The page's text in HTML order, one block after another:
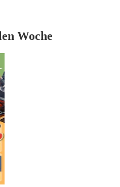
Woche